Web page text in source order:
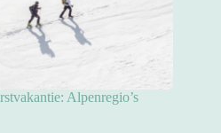
Alpenregio’s